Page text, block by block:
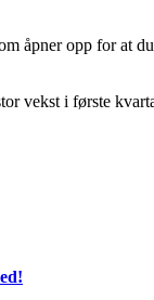
åpner opp for at
vekst i første